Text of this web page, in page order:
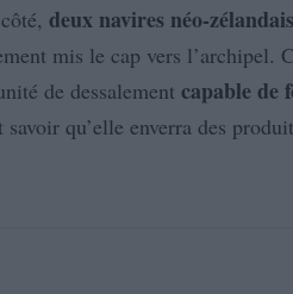
deux navires néo-zélandais
mis le cap vers l’archipel.
de dessalement capable de
qu’elle enverra des